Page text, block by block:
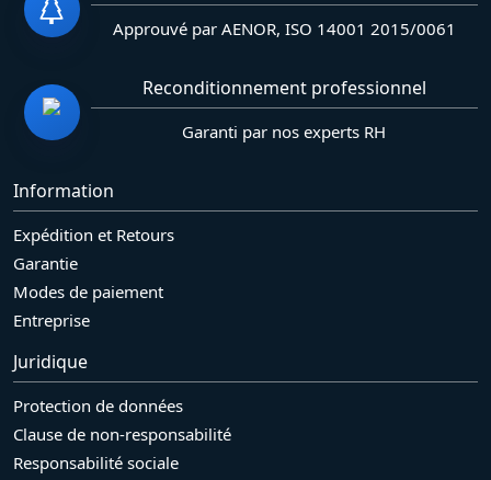
Approuvé par AENOR, ISO 14001 2015/0061
Reconditionnement professionnel
Garanti par nos experts RH
Information
Expédition et Retours
Garantie
Modes de paiement
Entreprise
Juridique
Protection de données
Clause de non-responsabilité
Responsabilité sociale